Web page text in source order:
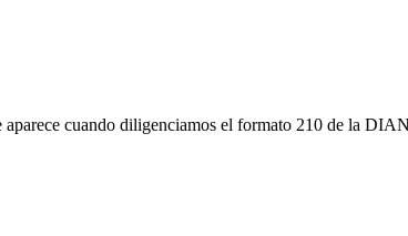
cuando diligenciamos el formato 210 de la